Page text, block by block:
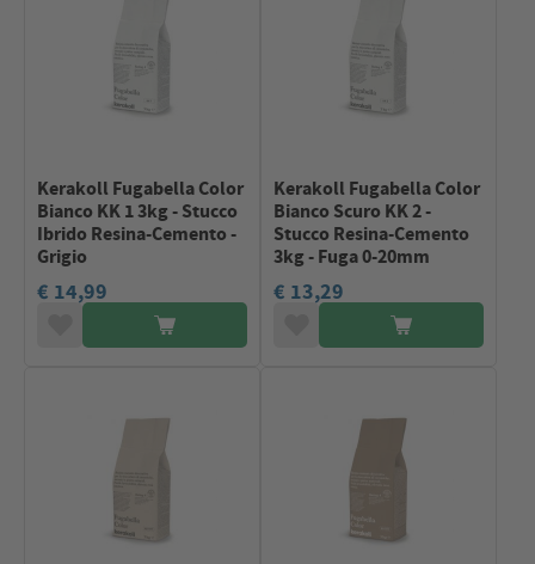
Kerakoll Fugabella Color
Bianco KK 1 3kg - Stucco
Ibrido Resina-Cemento -
Grigio
€ 14,99
Kerakoll Fugabella Color
Bianco Scuro KK 2 -
Stucco Resina-Cemento
3kg - Fuga 0-20mm
€ 13,29